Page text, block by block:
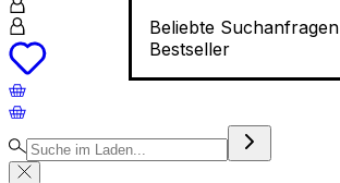
Beliebte Suchanfragen
Bestseller